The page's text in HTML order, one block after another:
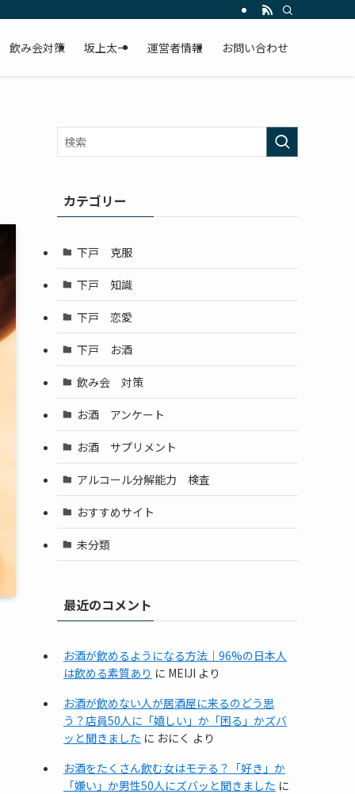
飲み会対策 坂上太一 運営者情報 お問い合わせ
カテゴリー
下戸 克服
下戸 知識
下戸 恋愛
下戸 お酒
飲み会 対策
お酒 アンケート
お酒 サプリメント
アルコール分解能力 検査
おすすめサイト
未分類
最近のコメント
お酒が飲めるようになる方法｜96%の日本人
は飲める素質あり に MEIJI より
お酒が飲めない人が居酒屋に来るのどう思
う？店員50人に「嬉しい」か「困る」かズバ
ッと聞きました に おにく より
お酒をたくさん飲む女はモテる？「好き」か
「嫌い」か男性50人にズバッと聞きました に